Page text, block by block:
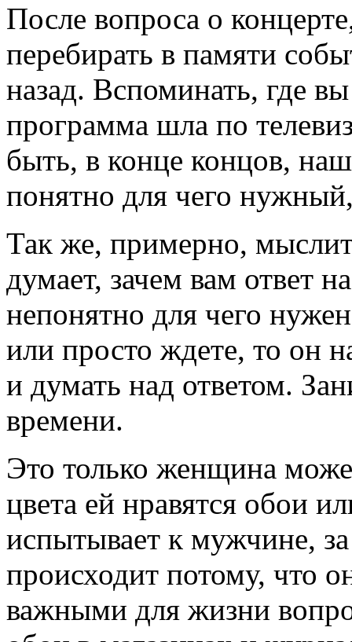
После вопроса о
перебирать в памяти
назад. Вспоминать, где
программа шла по
быть, в конце концов,
понятно для чего
Так же, примерно,
думает, зачем вам ответ
непонятно для чего
или просто ждете, то он
и думать над ответом.
времени.
Это только женщина
цвета ей нравятся обои
испытывает к мужчине,
происходит потому, что
важными для жизни